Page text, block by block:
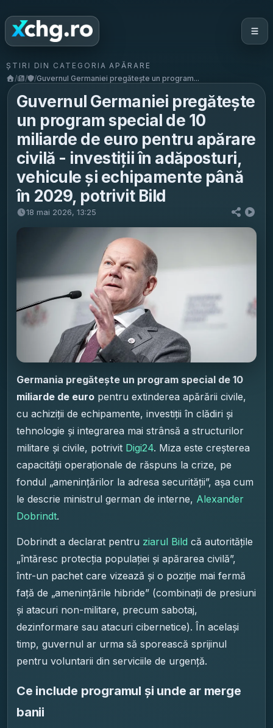
ȘTIRI DIN CATEGORIA APĂRARE
/
/ /Guvernul Germaniei pregătește un program...
Guvernul Germaniei pregătește
un program special de 10
miliarde de euro pentru apărare
civilă - investiții în adăposturi,
vehicule și echipamente până
în 2029, potrivit Bild
18 mai 2026, 13:25
Germania pregătește un program special de 10
miliarde de euro pentru extinderea apărării civile,
cu achiziții de echipamente, investiții în clădiri și
tehnologie și integrarea mai strânsă a structurilor
militare și civile, potrivit Digi24. Miza este creșterea
capacității operaționale de răspuns la crize, pe
fondul „amenințărilor la adresa securității”, așa cum
le descrie ministrul german de interne, Alexander
Dobrindt.
Dobrindt a declarat pentru ziarul Bild că autoritățile
„întăresc protecția populației și apărarea civilă”,
într-un pachet care vizează și o poziție mai fermă
față de „amenințările hibride” (combinații de presiuni
și atacuri non-militare, precum sabotaj,
dezinformare sau atacuri cibernetice). În același
timp, guvernul ar urma să sporească sprijinul
pentru voluntarii din serviciile de urgență.
Ce include programul și unde ar merge
banii